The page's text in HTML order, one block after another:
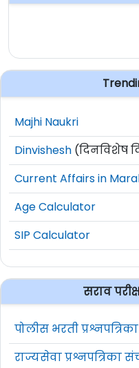
Majhi Naukri
Dinvishesh (दिनविशेष
Current Affairs in
Age Calculator
SIP Calculator
सराव
पोलीस भरती
राज्यसेवा प्रश्नपत्रिका